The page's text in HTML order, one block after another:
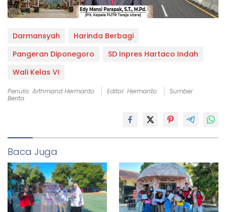
Darmansyah
Harinda Berbagi
Pangeran Diponegoro
SD Inpres Hartaco Indah
Wali Kelas VI
Penulis: Arthmand Hermanto Editor: Hermanto
Sumber
Berita
Baca Juga